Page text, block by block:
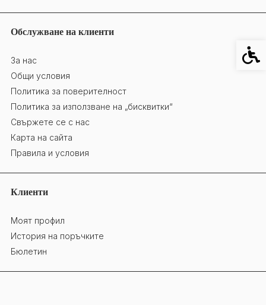
Обслужване на клиенти
За нас
Общи условия
Политика за поверителност
Политика за използване на „бисквитки“
Свържете се с нас
Карта на сайта
Правила и условия
Клиенти
Моят профил
История на поръчките
Бюлетин